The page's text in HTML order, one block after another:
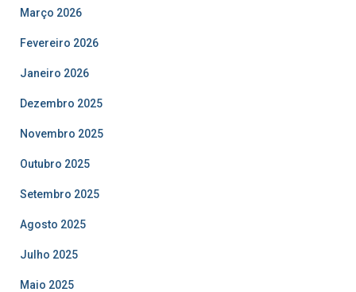
Março 2026
Fevereiro 2026
Janeiro 2026
Dezembro 2025
Novembro 2025
Outubro 2025
Setembro 2025
Agosto 2025
Julho 2025
Maio 2025